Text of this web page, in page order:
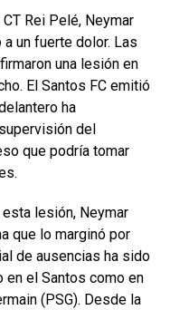
Rei Pelé, Neymar
un fuerte dolor. Las
una lesión en
El Santos FC emitió
ha
del
que podría tomar
lesión, Neymar
que lo marginó por
de ausencias ha sido
en el Santos como en
(PSG). Desde la